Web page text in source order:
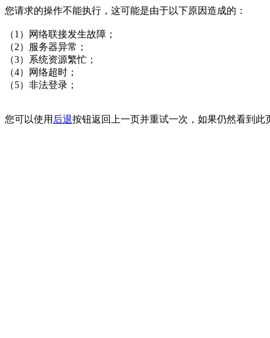
您请求的操作不能执行，这可能是由于以下原因造成的：
（1）网络联接发生故障；
（2）服务器异常；
（3）系统资源繁忙；
（4）网络超时；
（5）非法登录；
您可以使用 后退按钮返回上一页并重试一次，如果仍然看到此